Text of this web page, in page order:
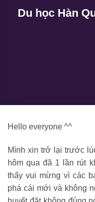
Du học Hàn
Hello everyone ^^
Mình xin trở lại trước
hôm qua đã 1 lần rút
thấy vui mừng vì các
phá cái mới và không